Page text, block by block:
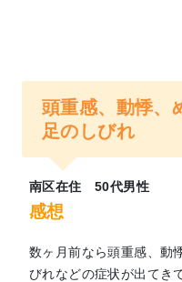
頭重感、動悸、
足のしびれ
南区在住 50代男性
感想
数ヶ月前なら頭重感、動
びれなどの症状が出てき